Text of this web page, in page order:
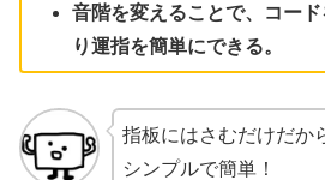
音階を変えることで、コー
り運指を簡単にできる。
指板にはさむだけだか
シンプルで簡単！